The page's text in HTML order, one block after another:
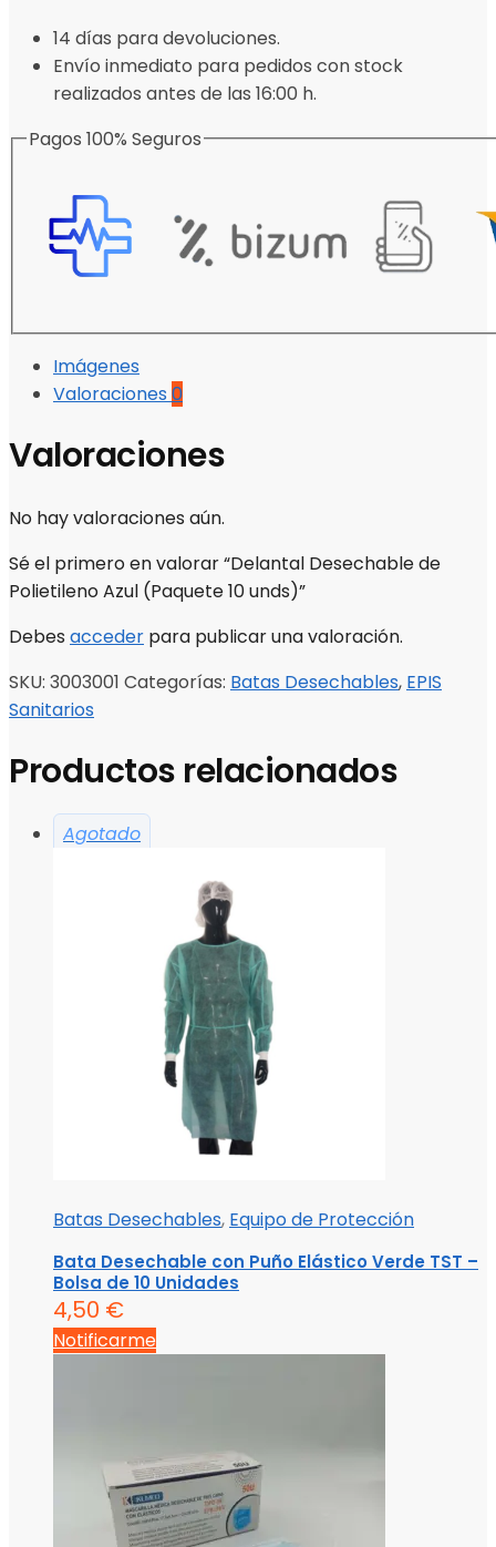
14 días para devoluciones.
Envío inmediato para pedidos con stock
realizados antes de las 16:00 h.
Pagos 100% Seguros
Imágenes
Valoraciones 0
Valoraciones
No hay valoraciones aún.
Sé el primero en valorar “Delantal Desechable de
Polietileno Azul (Paquete 10 unds)”
Debes acceder para publicar una valoración.
SKU: 3003001 Categorías: Batas Desechables, EPIS
Sanitarios
Productos relacionados
Agotado
Batas Desechables, Equipo de Protección
Bata Desechable con Puño Elástico Verde TST –
Bolsa de 10 Unidades
4,50 €
Notificarme